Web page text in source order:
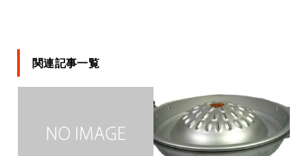
関連記事一覧